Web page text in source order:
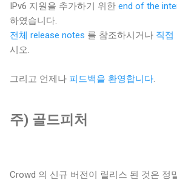
IPv6 지원을 추가하기 위한 end of the
하였습니다.
전체 release notes 를 참조하시거나 직접
시오.
그리고 언제나 피드백을 환영합니다.
주) 골드피처
Crowd 의 신규 버전이 릴리스 된 것은 정